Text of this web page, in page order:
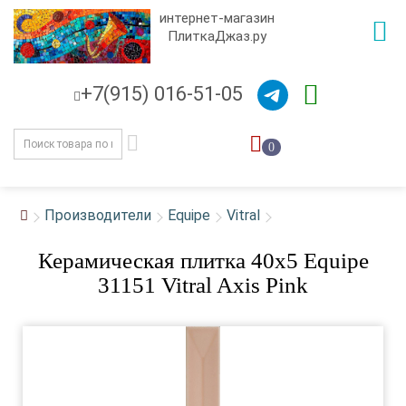
интернет-магазин
ПлиткаДжаз.ру
+7(915) 016-51-05
0
Производители Equipe Vitral
Керамическая плитка 40x5 Equipe
31151 Vitral Axis Pink